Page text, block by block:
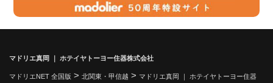
マドリエ真岡 ｜ ホテイヤトーヨー住器株式会社
マドリエNET 全国版 > 北関東・甲信越 > マドリエ真岡 ｜ ホテイヤトーヨー住器